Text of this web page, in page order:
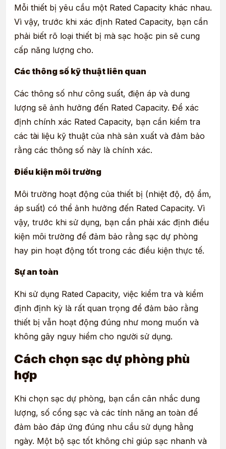
Mỗi thiết bị yêu cầu một Rated Capacity khác nhau.
Vì vậy, trước khi xác định Rated Capacity, bạn cần
phải biết rõ loại thiết bị mà sạc hoặc pin sẽ cung
cấp năng lượng cho.
Các thông số kỹ thuật liên quan
Các thông số như công suất, điện áp và dung
lượng sẽ ảnh hưởng đến Rated Capacity. Để xác
định chính xác Rated Capacity, bạn cần kiểm tra
các tài liệu kỹ thuật của nhà sản xuất và đảm bảo
rằng các thông số này là chính xác.
Điều kiện môi trường
Môi trường hoạt động của thiết bị (nhiệt độ, độ ẩm,
áp suất) có thể ảnh hưởng đến Rated Capacity. Vì
vậy, trước khi sử dụng, bạn cần phải xác định điều
kiện môi trường để đảm bảo rằng sạc dự phòng
hay pin hoạt động tốt trong các điều kiện thực tế.
Sự an toàn
Khi sử dụng Rated Capacity, việc kiểm tra và kiểm
định định kỳ là rất quan trọng để đảm bảo rằng
thiết bị vẫn hoạt động đúng như mong muốn và
không gây nguy hiểm cho người sử dụng.
Cách chọn sạc dự phòng phù
hợp
Khi chọn sạc dự phòng, bạn cần cân nhắc dung
lượng, số cổng sạc và các tính năng an toàn để
đảm bảo đáp ứng đúng nhu cầu sử dụng hằng
ngày. Một bộ sạc tốt không chỉ giúp sạc nhanh và